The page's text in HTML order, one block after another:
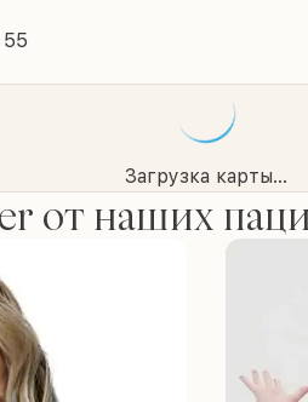
55
Загрузка карты...
от наших